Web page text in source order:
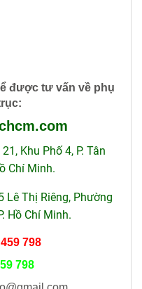
được tư vấn về phụ
:
.com
Khu Phố 4, P. Tân
Chí Minh.
Lê Thị Riêng, Phường
Hồ Chí Minh.
798
798